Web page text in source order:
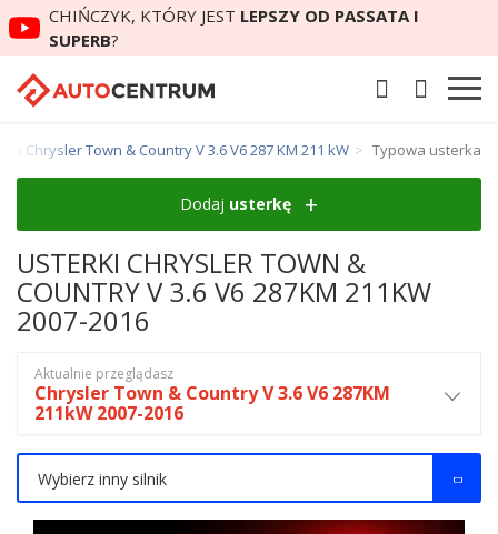
CHIŃCZYK, KTÓRY JEST LEPSZY OD PASSATA I
SUPERB?
Chrysler Town & Country V 3.6 V6 287 KM 211 kW Typowa usterka
Dodaj usterkę
USTERKI CHRYSLER TOWN &
COUNTRY V 3.6 V6 287KM 211KW
2007-2016
Aktualnie przeglądasz
Chrysler Town & Country V 3.6 V6 287KM
211kW 2007-2016
Wybierz inny silnik